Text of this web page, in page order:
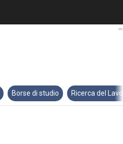
Borse di studio Ricerca del